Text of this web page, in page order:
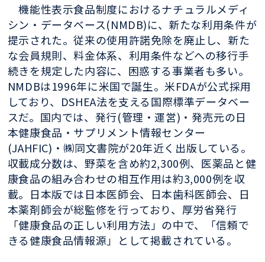
機能性表示食品制度におけるナチュラルメディ
シン・データベース(NMDB)に、新たな利用条件が
提示された。従来の使用許諾免除を廃止し、新た
な会員規則、料金体系、利用条件などへの移行手
続きを規定した内容に、困惑する事業者も多い。
NMDBは1996年に米国で誕生。米FDAが公式採用
しており、DSHEA法を支える国際標準データベー
スだ。国内では、発行(管理・運営)・発売元の日
本健康食品・サプリメント情報センター
(JAHFIC)・㈱同文書院が20年近く出版している。
収載成分数は、野菜を含め約2,300例、医薬品と健
康食品の組み合わせの相互作用は約3,000例を収
載。日本版では日本医師会、日本歯科医師会、日
本薬剤師会が総監修を行っており、厚労省発行
「健康食品の正しい利用方法」の中で、「信頼で
きる健康食品情報源」として掲載されている。